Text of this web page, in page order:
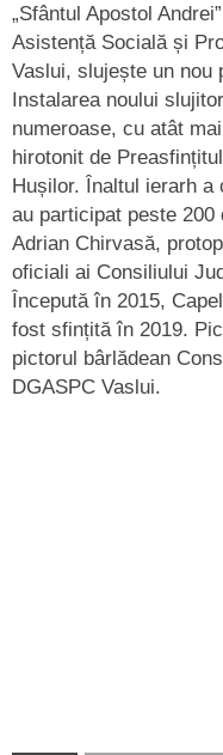
„Sfântul Apostol
Asistență Socială și
Vaslui, slujește un nou
Instalarea noului
numeroase, cu atât
hirotonit de
Hușilor. Înaltul ierarh
au participat peste
Adrian Chirvasă,
oficiali ai Consiliului
Începută în 2015,
fost sfințită în 2019.
pictorul bârlădean
DGASPC Vaslui.